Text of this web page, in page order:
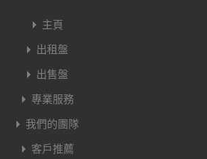
主頁
出租盤
出售盤
專業服務
我們的團隊
客戶推薦